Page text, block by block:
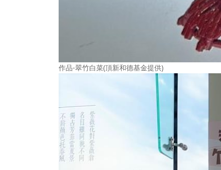
作品-翠竹白菜(頂新和德基金提供)